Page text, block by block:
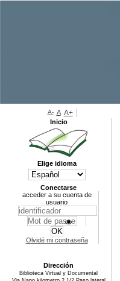
A- A A+
Inicio
Elige idioma
Conectarse
acceder a su cuenta de
usuario
Olvidé mi contraseña
Dirección
Biblioteca Virtual y Documental